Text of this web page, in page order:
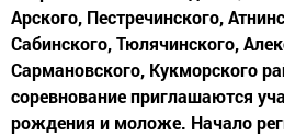
Арского, Пестречинского,
Сабинского, Тюлячинского,
Сармановского, Кукморского
соревнование приглашаются
рождения и моложе. Начало